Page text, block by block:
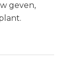
geven,